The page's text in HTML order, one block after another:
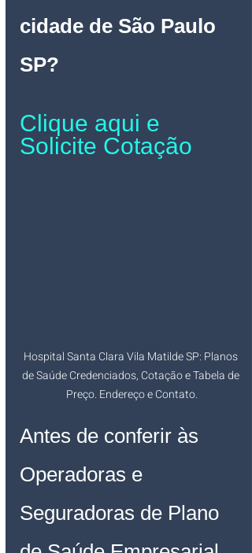
cidade de São Paulo
SP?
Clique aqui e
Solicite Cotação
Hospital Santa Clara Vila Matilde SP: Planos
de Saúde Credenciados, Cotação e Tabela de
Preço. Endereço e Contato.
Antes de conferir às
Operadoras e
Seguradoras de Plano